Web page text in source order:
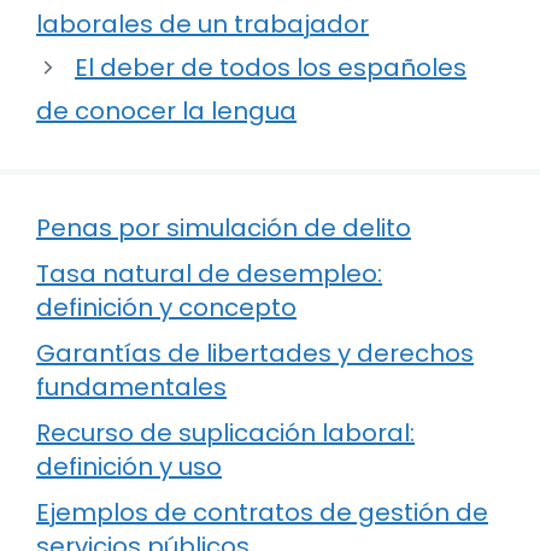
laborales de un trabajador
El deber de todos los españoles
de conocer la lengua
Penas por simulación de delito
Tasa natural de desempleo:
definición y concepto
Garantías de libertades y derechos
fundamentales
Recurso de suplicación laboral:
definición y uso
Ejemplos de contratos de gestión de